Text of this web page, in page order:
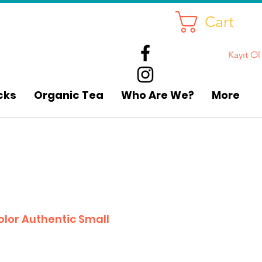
Organic Tea Who Are We? More
Cart
Kayıt Ol
Authentic Small